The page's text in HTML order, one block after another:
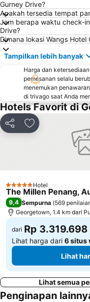
Gurney Drive?
Apakah tersedia tempat
Jam berapa waktu check-
Drive?
Dimana lokasi Wangs Hotel
Tampilkan lebih banyak
Harga dan
pemesanan selalu
menemukan
di trivago saat Anda
Hotels Favorit di
BagikanTambahkan ke
5 BintangHotel
The Millen Penang,
9,4 Sempurna (569
Georgetown, 1.4 km dari
dari Rp 3.319.698
Lihat harga dari 6 situs
Lihat
Lihat semua
Penginapan